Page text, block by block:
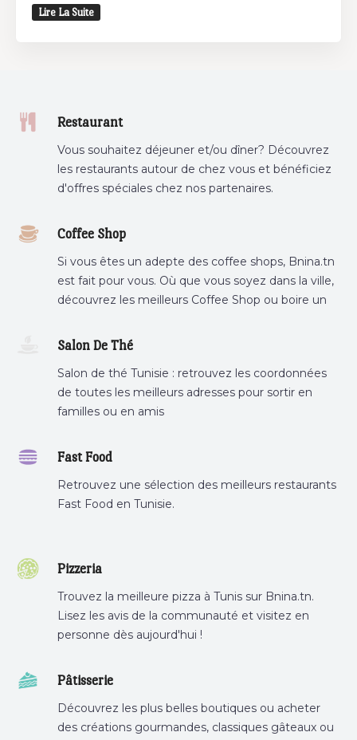
Lire La Suite
Restaurant
Vous souhaitez déjeuner et/ou dîner? Découvrez
les restaurants autour de chez vous et bénéficiez
d'offres spéciales chez nos partenaires.
Coffee Shop
Si vous êtes un adepte des coffee shops, Bnina.tn
est fait pour vous. Où que vous soyez dans la ville,
découvrez les meilleurs Coffee Shop ou boire un
Salon De Thé
Salon de thé Tunisie : retrouvez les coordonnées
de toutes les meilleurs adresses pour sortir en
familles ou en amis
Fast Food
Retrouvez une sélection des meilleurs restaurants
Fast Food en Tunisie.
Pizzeria
Trouvez la meilleure pizza à Tunis sur Bnina.tn.
Lisez les avis de la communauté et visitez en
personne dès aujourd'hui !
Pâtisserie
Découvrez les plus belles boutiques ou acheter
des créations gourmandes, classiques gâteaux ou